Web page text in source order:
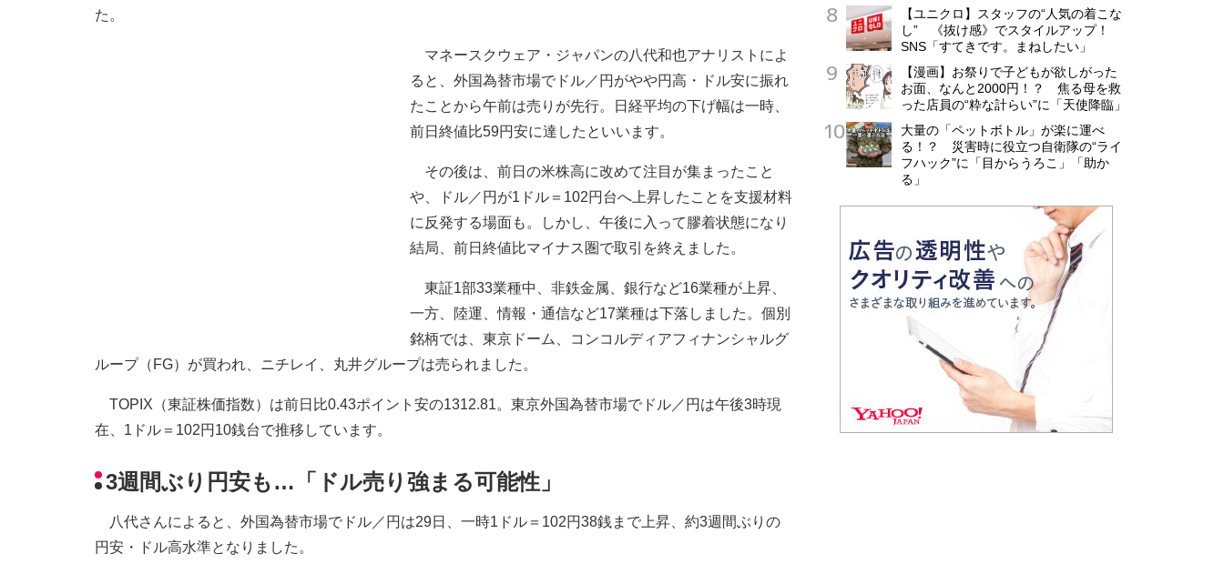
た。
マネースクウェア・ジャパンの八代和也アナリストによ
ると、外国為替市場でドル／円がやや円高・ドル安に振れ
たことから午前は売りが先行。日経平均の下げ幅は一時、
前日終値比59円安に達したといいます。
その後は、前日の米株高に改めて注目が集まったこと
や、ドル／円が1ドル＝102円台へ上昇したことを支援材料
に反発する場面も。しかし、午後に入って膠着状態になり
結局、前日終値比マイナス圏で取引を終えました。
東証1部33業種中、非鉄金属、銀行など16業種が上昇、
一方、陸運、情報・通信など17業種は下落しました。個別
銘柄では、東京ドーム、コンコルディアフィナンシャルグ
ループ（FG）が買われ、ニチレイ、丸井グループは売られました。
TOPIX（東証株価指数）は前日比0.43ポイント安の1312.81。東京外国為替市場でドル／円は午後3時現
在、1ドル＝102円10銭台で推移しています。
3週間ぶり円安も…「ドル売り強まる可能性」
八代さんによると、外国為替市場でドル／円は29日、一時1ドル＝102円38銭まで上昇、約3週間ぶりの
円安・ドル高水準となりました。
【ユニクロ】スタッフの“人気の着こな
し” 《抜け感》でスタイルアップ！
SNS「すてきです。まねしたい」
【漫画】お祭りで子どもが欲しがった
お面、なんと2000円！？ 焦る母を救
った店員の“粋な計らい”に「天使降臨」
大量の「ペットボトル」が楽に運べ
る！？ 災害時に役立つ自衛隊の“ライ
フハック”に「目からうろこ」「助か
る」